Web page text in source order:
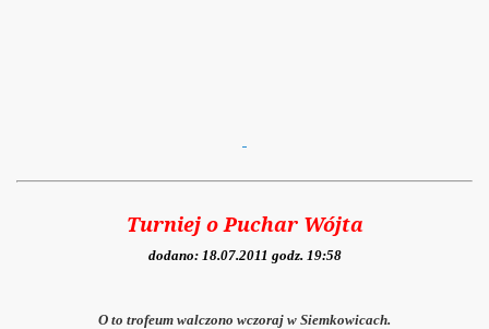
Turniej o Puchar Wójta
dodano: 18.07.2011 godz. 19:58
O to trofeum walczono wczoraj w Siemkowicach.